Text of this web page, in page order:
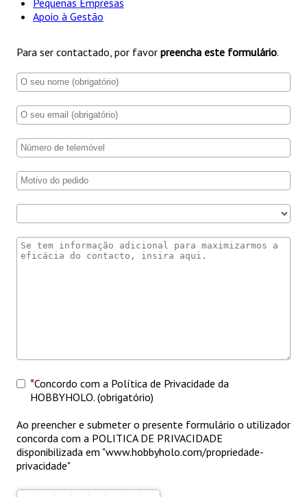
Apoio à Gestão
Para ser contactado, por favor preencha este formulário.
Concordo com a Política de Privacidade da
HOBBYHOLO. (obrigatório)
Ao preencher e submeter o presente formulário o utilizador
concorda com a POLITICA DE PRIVACIDADE
disponibilizada em "www.hobbyholo.com/propriedade-
privacidade"